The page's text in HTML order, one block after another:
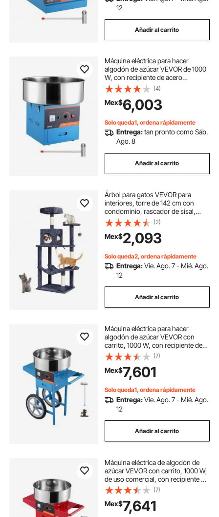
12
Añadir al carrito
Máquina eléctrica para hacer
algodón de azúcar VEVOR de 1000
W, con recipiente de acero
inoxidable, cuchara para azúcar y
cajón, ideal para cumpleaños
infantiles y fiestas familiares, color
(4)
Mex$6,003
Solo queda1, ordena rápidamente
Entrega:tan pronto como Sáb.
Ago. 8
Añadir al carrito
Árbol para gatos VEVOR para
interiores, torre de 142 cm con
condominio, rascador de sisal,
hamaca, percha superior,
plataformas de salto, caseta grande
con bola colgante, centro de
actividades para gatos, gris oscuro
(2)
Mex$2,093
Solo queda2, ordena rápidamente
Entrega:Vie. Ago. 7 - Mié. Ago.
12
Añadir al carrito
Máquina eléctrica para hacer
algodón de azúcar VEVOR con
carrito, 1000 W, con recipiente de
acero inoxidable, cuchara y cajón
para azúcar, ideal para el hogar,
cumpleaños infantiles y fiestas
familiares, color azul.
(7)
Mex$7,601
Solo queda1, ordena rápidamente
Entrega:Vie. Ago. 7 - Mié. Ago.
12
Añadir al carrito
Máquina eléctrica de algodón de
azúcar VEVOR con carrito, 1000 W,
de uso comercial, con recipiente de
acero inoxidable, cuchara medidora
de azúcar y cajón. Ideal para el
hogar, cumpleaños infantiles y
fiestas familiares. Color rojo.
(7)
Mex$7,641